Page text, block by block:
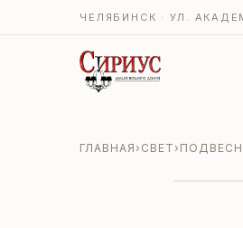
ЧЕЛЯБИНСК · УЛ.
ГЛАВНАЯ› СВЕТ›